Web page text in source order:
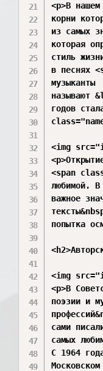
<p>В
корни
из самых
которая
стиль
в песнях
музыканты
называют
годов
<img
<span
любимой. В
важное
попытка
<img
<p>В
поэзии и
сами
самых
С 1964